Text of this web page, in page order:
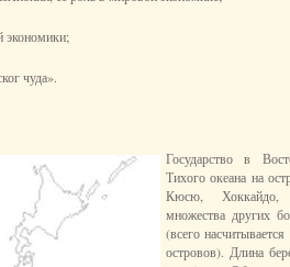
экономики;
чуда».
Государство в
Тихого океана на
Кюсю,
множества других
(всего
островов). Длина